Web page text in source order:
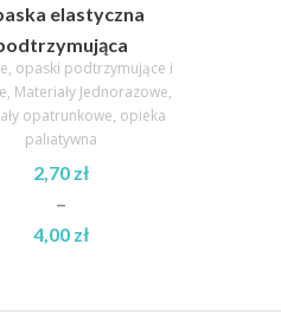
elastyczna
opaski podtrzymujące i
, Materiały Jednorazowe,
opatrunkowe, opieka
paliatywna
2,70 zł
–
4,00 zł